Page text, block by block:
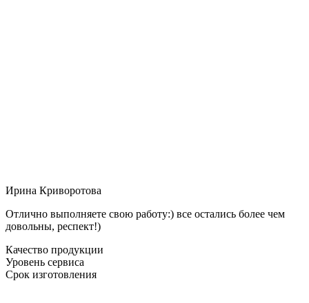
Ирина Криворотова
Отлично выполняете свою работу:) все остались более чем
довольны, респект!)
Качество продукции
Уровень сервиса
Срок изготовления